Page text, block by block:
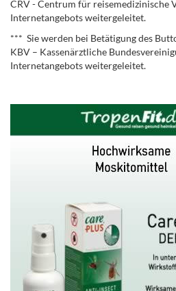
CRV - Centrum für reisemedizinische
Internetangebots weitergeleitet.
*** Sie werden bei Betätigung des
KBV – Kassenärztliche
Internetangebots weitergeleitet.